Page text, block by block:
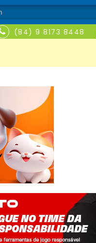
(84) 9 8173 8448